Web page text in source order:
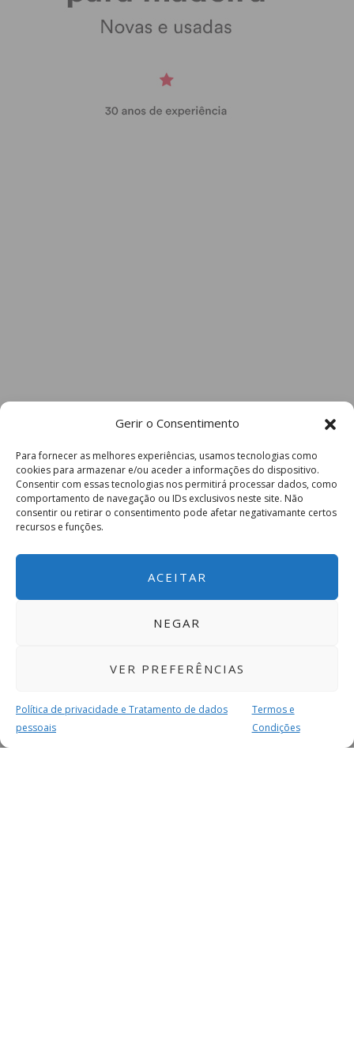
Gerir o Consentimento
Para fornecer as melhores experiências, usamos tecnologias como
cookies para armazenar e/ou aceder a informações do dispositivo.
Consentir com essas tecnologias nos permitirá processar dados, como
comportamento de navegação ou IDs exclusivos neste site. Não
consentir ou retirar o consentimento pode afetar negativamante certos
recursos e funções.
ACEITAR
NEGAR
VER PREFERÊNCIAS
Política de privacidade e Tratamento de dados
pessoais
Termos e
Condições